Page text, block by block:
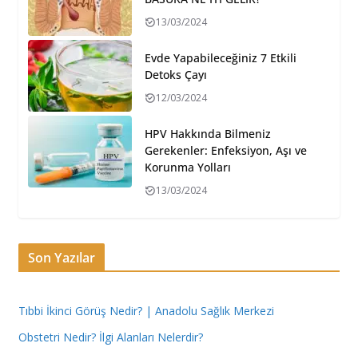
13/03/2024
Evde Yapabileceğiniz 7 Etkili
Detoks Çayı
12/03/2024
HPV Hakkında Bilmeniz
Gerekenler: Enfeksiyon, Aşı ve
Korunma Yolları
13/03/2024
Son Yazılar
Tıbbi İkinci Görüş Nedir? | Anadolu Sağlık Merkezi
Obstetri Nedir? İlgi Alanları Nelerdir?